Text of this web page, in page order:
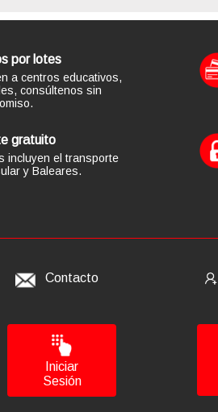
por lotes
a centros educativos,
consúltenos sin
gratuito
incluyen el transporte
y Baleares.
Contacto
Iniciar
Sesión